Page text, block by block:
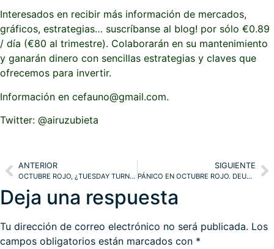
Interesados en recibir más información de mercados,
gráficos, estrategias… suscríbanse al blog! por sólo €0.89
/ día (€80 al trimestre). Colaborarán en su mantenimiento
y ganarán dinero con sencillas estrategias y claves que
ofrecemos para invertir.
Información en cefauno@gmail.com.
Twitter: @airuzubieta
ANTERIOR
OCTUBRE ROJO, ¿TUESDAY TURNAROUND? CHINA, YUAN y OPORTUNIDADES. IBEX ¿SANTANDER, BBVA?. METALES y ESTRATEGIAS
SIGUIENTE
PÁNICO EN OCTUBRE ROJO. DEUTSCHE, DAX. EUROSTOXX, IBEX, SANTANDER, BBVA, NAZ, SP500. ESTRATEGIAS
Deja una respuesta
Tu dirección de correo electrónico no será publicada. Los
campos obligatorios están marcados con *